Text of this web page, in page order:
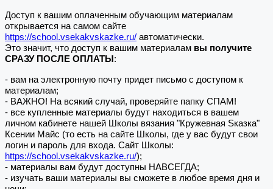
Доступ к вашим оплаченным обучающим материалам
открывается на самом сайте
https://school.vsekakvskazke.ru/ автоматически.
Это значит, что доступ к вашим материалам вы получите
СРАЗУ ПОСЛЕ ОПЛАТЫ :
- вам на электронную почту придет письмо с доступом к
материалам;
- ВАЖНО! На всякий случай, проверяйте папку СПАМ!
- все купленные материалы будут находиться в вашем
личном кабинете нашей Школы вязания "Кружевная Sказка"
Ксении Майс (то есть на сайте Школы, где у вас будут свои
логин и пароль для входа. Сайт Школы:
https://school.vsekakvskazke.ru/);
- материалы вам будут доступны НАВСЕГДА;
- изучать ваши материалы вы сможете в любое время дня и